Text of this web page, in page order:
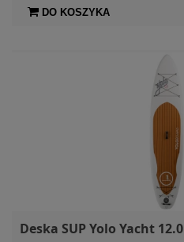
DO KOSZYKA
Deska SUP Yolo Yacht 12.0